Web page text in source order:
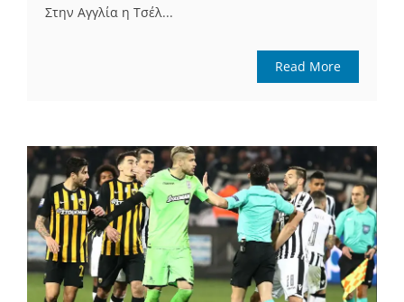
Στην Αγγλία η Τσέλ...
Read More